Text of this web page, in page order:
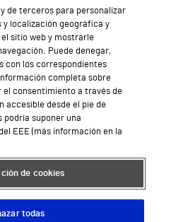
Vithas
somos
en Vithas
Cita Médica
al Cliente
y salud en el trabajo
a Supervita
de terceros para personalizar
y localización geográfica y
sitio web y mostrarle
Puede denegar,
con los correspondientes
completa sobre
el consentimiento a través de
accesible desde el pie de
podría suponer una
EEE (más información en la
de cookies
todas